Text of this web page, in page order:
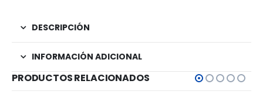
DESCRIPCIÓN
INFORMACIÓN ADICIONAL
PRODUCTOS RELACIONADOS